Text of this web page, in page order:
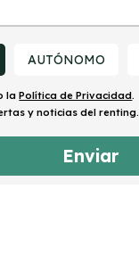
AUTÓNOMO
laPolítica de Privacidad.
y noticias del renting.